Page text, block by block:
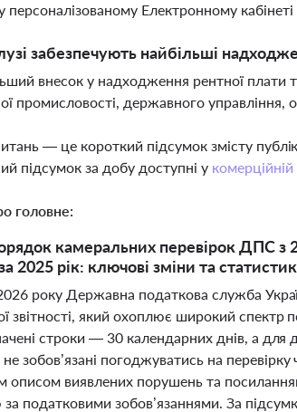
персоналізованому Електронному кабінеті
забезпечують найбільші
внесок у надходження рентної плати
промисловості, державного управління,
— це короткий підсумок змісту
підсумок за добу доступні у
головне:
камеральних перевірок ДПС з
2025 рік: ключові зміни та
року Державна податкова служба
звітності, який охоплює широкий спектр
строки — 30 календарних днів, а
зобов’язані погоджуватись на
описом виявлених порушень та
податковими зобов’язаннями. За